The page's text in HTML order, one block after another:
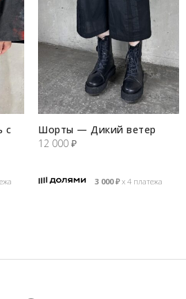
с
Шорты — Дикий ветер
12 000 ₽
3 000₽х 4 платежа